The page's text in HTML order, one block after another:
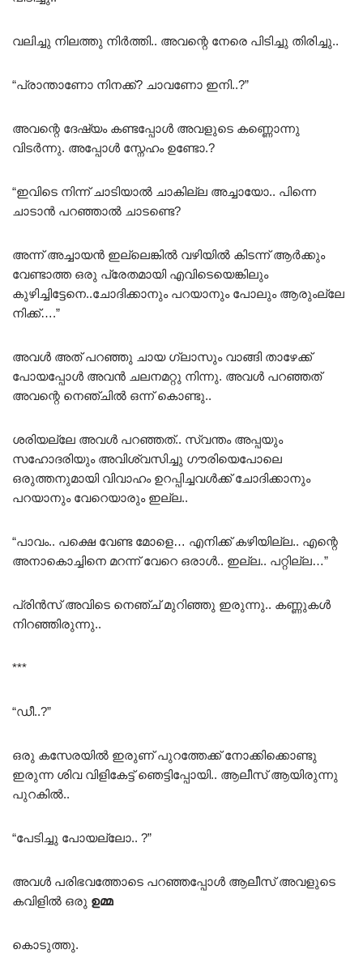
വലിച്ചു നിലത്തു നിർത്തി.. അവന്റെ നേരെ പിടിച്ചു തിരിച്ചു..
“പ്രാന്താണോ നിനക്ക്? ചാവണോ ഇനി..?”
അവന്റെ ദേഷ്യം കണ്ടപ്പോൾ അവളുടെ കണ്ണൊന്നു
വിടർന്നു. അപ്പോൾ സ്നേഹം ഉണ്ടോ.?
“ഇവിടെ നിന്ന് ചാടിയാൽ ചാകില്ല അച്ചായോ.. പിന്നെ
ചാടാൻ പറഞ്ഞാൽ ചാടണ്ടെ?
അന്ന് അച്ചായൻ ഇല്ലെങ്കിൽ വഴിയിൽ കിടന്ന് ആർക്കും
വേണ്ടാത്ത ഒരു പ്രേതമായി എവിടെയെങ്കിലും
കുഴിച്ചിട്ടേനെ..ചോദിക്കാനും പറയാനും പോലും ആരുംല്ലേ
നിക്ക്….”
അവൾ അത് പറഞ്ഞു ചായ ഗ്ലാസും വാങ്ങി താഴേക്ക്
പോയപ്പോൾ അവൻ ചലനമറ്റു നിന്നു. അവൾ പറഞ്ഞത്
അവന്റെ നെഞ്ചിൽ ഒന്ന് കൊണ്ടു..
ശരിയല്ലേ അവൾ പറഞ്ഞത്.. സ്വന്തം അപ്പയും
സഹോദരിയും അവിശ്വസിച്ചു ഗൗരിയെപോലെ
ഒരുത്തനുമായി വിവാഹം ഉറപ്പിച്ചവൾക്ക് ചോദിക്കാനും
പറയാനും വേറെയാരും ഇല്ല..
“പാവം.. പക്ഷെ വേണ്ട മോളെ… എനിക്ക് കഴിയില്ല.. എന്റെ
അനാകൊച്ചിനെ മറന്ന് വേറെ ഒരാൾ.. ഇല്ല.. പറ്റില്ല…”
പ്രിൻസ് അവിടെ നെഞ്ച് മുറിഞ്ഞു ഇരുന്നു.. കണ്ണുകൾ
നിറഞ്ഞിരുന്നു..
***
“ഡീ..?”
ഒരു കസേരയിൽ ഇരുണ് പുറത്തേക്ക് നോക്കിക്കൊണ്ടു
ഇരുന്ന ശിവ വിളികേട്ട് ഞെട്ടിപ്പോയി.. ആലീസ് ആയിരുന്നു
പുറകിൽ..
“പേടിച്ചു പോയല്ലോ.. ?”
അവൾ പരിഭവത്തോടെ പറഞ്ഞപ്പോൾ ആലീസ് അവളുടെ
കവിളിൽ ഒരു ഉമ്മ
കൊടുത്തു.